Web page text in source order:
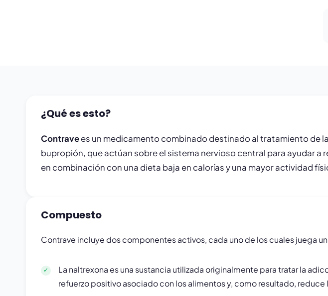
¿Qué es esto?
Contravees un medicamento combinado destinado al tratamiento de
bupropión, que actúan sobre el sistema nervioso central para ayudar
en combinación con una dieta baja en calorías y una mayor actividad
Compuesto
Contrave incluye dos componentes activos, cada uno de los cuales juega
La naltrexona es una sustancia utilizada originalmente para tratar la
refuerzo positivo asociado con los alimentos y, como resultado, reduce